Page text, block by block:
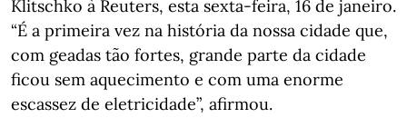
Klitschko à Reuters, esta sexta-feira, 16 de janeiro.
“É a primeira vez na história da nossa cidade que,
com geadas tão fortes, grande parte da cidade
ficou sem aquecimento e com uma enorme
escassez de eletricidade”, afirmou.